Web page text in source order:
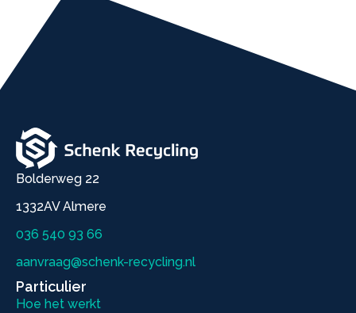
Bolderweg 22
1332AV Almere
036 540 93 66
aanvraag@schenk-recycling.nl
Particulier
Hoe het werkt